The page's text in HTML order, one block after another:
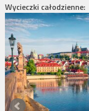
Wycieczki całodzienne: